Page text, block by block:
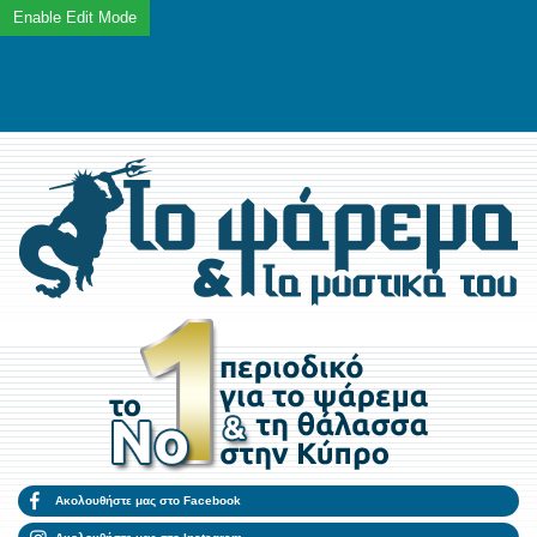
Ακολουθήστε μας στο Facebook